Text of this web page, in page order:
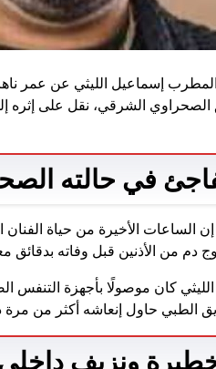
الشرقي، نقل على إثره
في حالته
الساعات الأخيرة من حياة
دم من الأذنين قبل وفاته بدقائق
كان موصولًا بأجهزة التنفس
الطبي حاول إنعاشه أكثر من
ونزيف